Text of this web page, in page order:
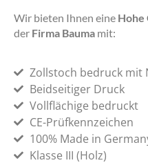
Wir bieten Ihnen eine Hohe
der Firma Bauma mit:
Zollstoch bedruck mit
Beidseitiger Druck
Vollflächige bedruckt
CE-Prüfkennzeichen
100% Made in
Klasse III (Holz)